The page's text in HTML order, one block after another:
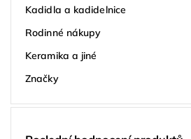
Kadidla a kadidelnice
Rodinné nákupy
Keramika a jiné
Značky